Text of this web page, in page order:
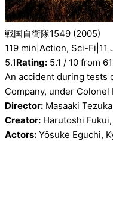
戦国自衛隊1549 (2005)
119 min Action, Sci-Fi 11
5.1Rating: 5.1 / 10 from
An accident during tests
Company, under
Director: Masaaki Tezuka
Creator: Harutoshi
Actors: Yôsuke Eguchi,